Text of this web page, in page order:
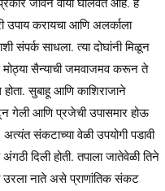
उपाय करायचा आणि अलर्काला
संपर्क साधला. त्या दोघांनी मिळून
सैन्याची जमवाजमव करून ते
सुबाहू आणि काशिराजाने
गेली आणि प्रजेची उपासमार होऊ
संकटाच्या वेळी उपयोगी पडावी
दिली होती. तपाला जातेवेळी तिने
उरला नाते असे प्राणांतिक संकट